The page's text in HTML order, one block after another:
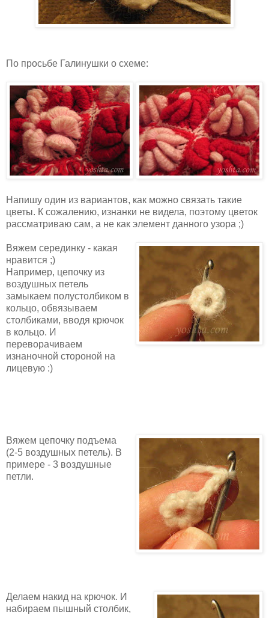
По просьбе Галинушки о схеме:
Напишу один из вариантов, как можно связать такие
цветы. К сожалению, изнанки не видела, поэтому цветок
рассматриваю сам, а не как элемент данного узора ;)
Вяжем серединку - какая
нравится ;)
Например, цепочку из
воздушных петель
замыкаем полустолбиком в
кольцо, обвязываем
столбиками, вводя крючок
в кольцо. И
переворачиваем
изнаночной стороной на
лицевую :)
Вяжем цепочку подъема
(2-5 воздушных петель). В
примере - 3 воздушные
петли.
Делаем накид на крючок. И
набираем пышный столбик,